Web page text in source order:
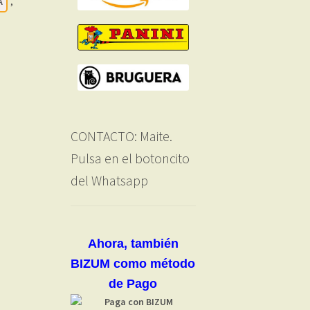
CONTACTO: Maite.
Pulsa en el botoncito
del Whatsapp
Ahora, también
BIZUM como método
de Pago